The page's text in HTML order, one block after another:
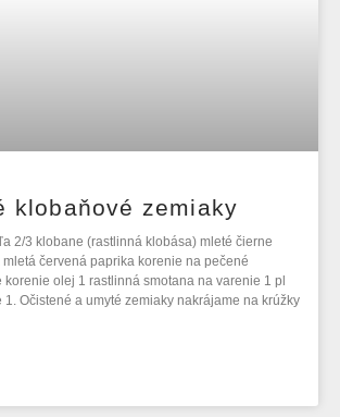
klobaňové zemiaky
2/3 klobane (rastlinná klobása) mleté čierne
červená paprika korenie na pečené
olej 1 rastlinná smotana na varenie 1 pl
1. Očistené a umyté zemiaky nakrájame na krúžky